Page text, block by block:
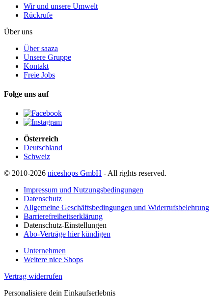
Wir und unsere Umwelt
Rückrufe
Über uns
Über saaza
Unsere Gruppe
Kontakt
Freie Jobs
Folge uns auf
Österreich
Deutschland
Schweiz
© 2010-2026 niceshops GmbH - All rights reserved.
Impressum und Nutzungsbedingungen
Datenschutz
Allgemeine Geschäftsbedingungen und Widerrufsbelehrung
Barrierefreiheitserklärung
Datenschutz-Einstellungen
Abo-Verträge hier kündigen
Unternehmen
Weitere nice Shops
Vertrag widerrufen
Personalisiere dein Einkaufserlebnis